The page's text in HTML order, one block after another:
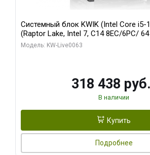
Системный блок KWIK (Intel Core i5-
(Raptor Lake, Intel 7, C14 8EC/6PC/
RTX5080 VENTUS 3X OC 16GB GDDR7
Модель: KW-Live0063
318 438 руб.
В наличии
Купить
Подробнее